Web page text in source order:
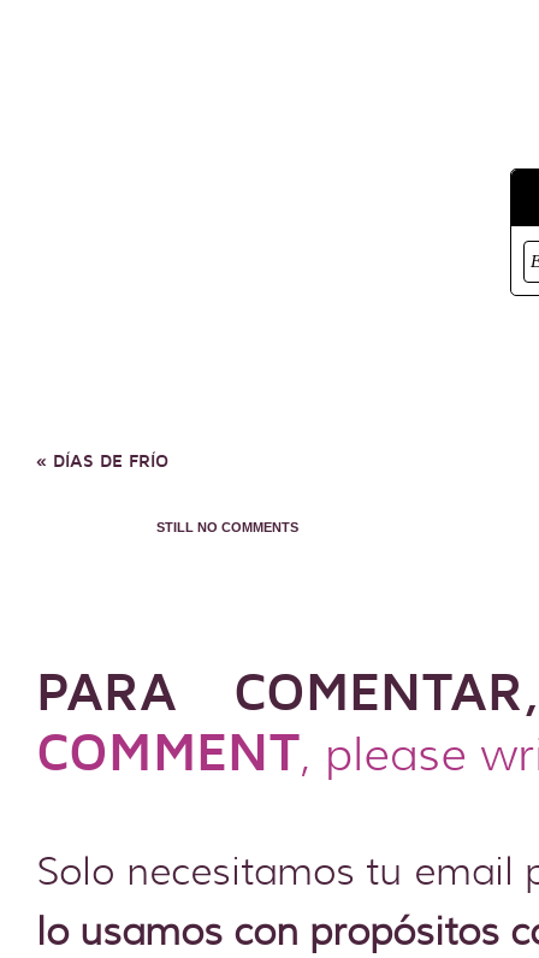
« DÍAS DE FRÍO
STILL NO COMMENTS
PARA COMENTAR
COMMENT, please
Solo necesitamos tu
lo usamos con propósitos